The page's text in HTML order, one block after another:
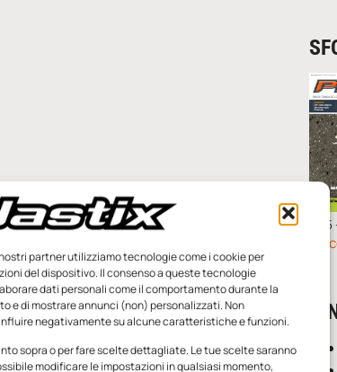
partner utilizziamo tecnologie come i cookie per
del dispositivo. Il consenso a queste tecnologie
dati personali come il comportamento durante la
e di mostrare annunci (non) personalizzati. Non
negativamente su alcune caratteristiche e funzioni.
sopra o per fare scelte dettagliate. Le tue scelte saranno
modificare le impostazioni in qualsiasi momento,